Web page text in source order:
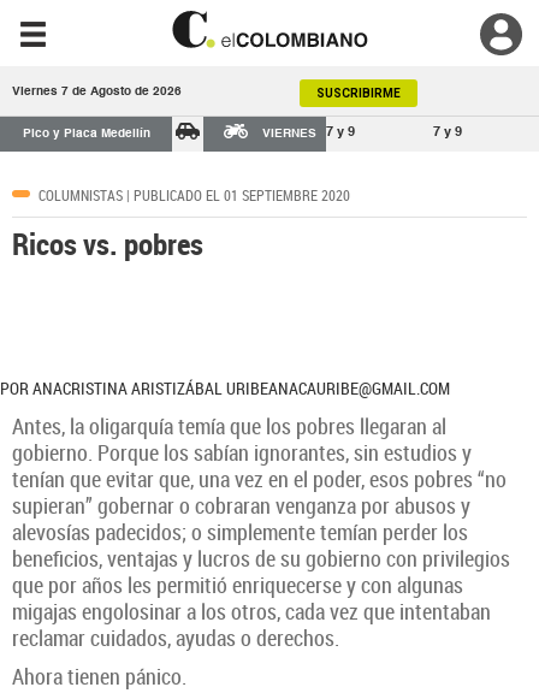
Viernes 7 de Agosto de 2026 SUSCRIBIRME
Pico y Placa Medellín VIERNES 7 y 9 7 y 9
COLUMNISTAS | PUBLICADO EL 01 SEPTIEMBRE 2020
Ricos vs. pobres
POR ANACRISTINA ARISTIZÁBAL URIBEANACAURIBE@GMAIL.COM
Antes, la oligarquía temía que los pobres llegaran al
gobierno. Porque los sabían ignorantes, sin estudios y
tenían que evitar que, una vez en el poder, esos pobres “no
supieran” gobernar o cobraran venganza por abusos y
alevosías padecidos; o simplemente temían perder los
beneficios, ventajas y lucros de su gobierno con privilegios
que por años les permitió enriquecerse y con algunas
migajas engolosinar a los otros, cada vez que intentaban
reclamar cuidados, ayudas o derechos.
Ahora tienen pánico.